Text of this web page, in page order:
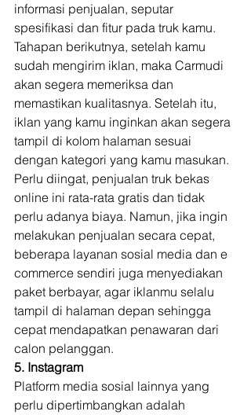
informasi penjualan, seputar
spesifikasi dan fitur pada truk kamu.
Tahapan berikutnya, setelah kamu
sudah mengirim iklan, maka Carmudi
akan segera memeriksa dan
memastikan kualitasnya. Setelah itu,
iklan yang kamu inginkan akan segera
tampil di kolom halaman sesuai
dengan kategori yang kamu masukan.
Perlu diingat, penjualan truk bekas
online ini rata-rata gratis dan tidak
perlu adanya biaya. Namun, jika ingin
melakukan penjualan secara cepat,
beberapa layanan sosial media dan e
commerce sendiri juga menyediakan
paket berbayar, agar iklanmu selalu
tampil di halaman depan sehingga
cepat mendapatkan penawaran dari
calon pelanggan.
5. Instagram
Platform media sosial lainnya yang
perlu dipertimbangkan adalah